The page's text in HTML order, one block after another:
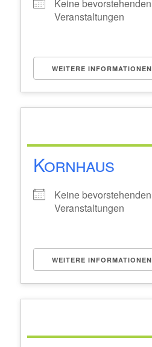
Keine bevorstehenden
Veranstaltungen
WEITERE INFORMATIONEN
Kornhaus
Keine bevorstehenden
Veranstaltungen
WEITERE INFORMATIONEN